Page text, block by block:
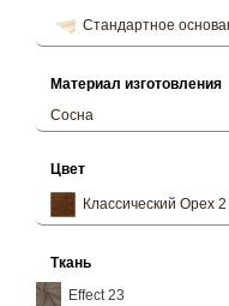
Стандартное
Материал изготовления
Сосна
Цвет
Классический Орех 2
Ткань
Effect 23